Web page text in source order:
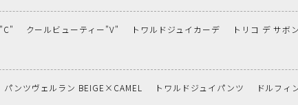
クールビューティー"V" トワルドジュイカーデ トリコ デ サボン
パンツヴェルラン BEIGE×CAMEL トワルドジュイパンツ
ドルフィ